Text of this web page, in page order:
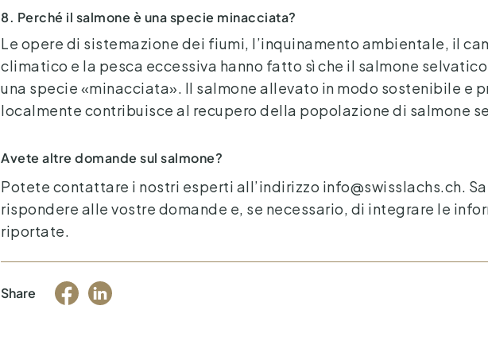
8. Perché il salmone è una specie minacciata?
Le opere di sistemazione dei fiumi, l’inquinamento ambientale, il
climatico e la pesca eccessiva hanno fatto sì che il salmone
una specie «minacciata». Il salmone allevato in modo sostenibile e
localmente contribuisce al recupero della popolazione di salmone
Avete altre domande sul salmone?
Potete contattare i nostri esperti all’indirizzo info@swisslachs.ch.
rispondere alle vostre domande e, se necessario, di integrare le
riportate.
Share